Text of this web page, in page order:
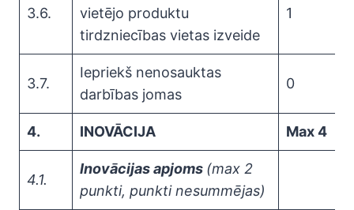
3.6.
vietējo produktu
tirdzniecības vietas izveide
1
3.7.
Iepriekš nenosauktas
darbības jomas
0
4. INOVĀCIJA Max 4
4.1.
Inovācijas apjoms (max 2
punkti, punkti nesummējas)